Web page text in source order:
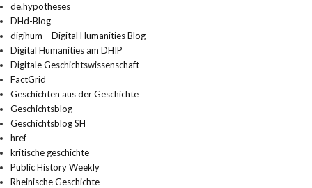
de.hypotheses
DHd-Blog
digihum – Digital Humanities Blog
Digital Humanities am DHIP
Digitale Geschichtswissenschaft
FactGrid
Geschichten aus der Geschichte
Geschichtsblog
Geschichtsblog SH
href
kritische geschichte
Public History Weekly
Rheinische Geschichte